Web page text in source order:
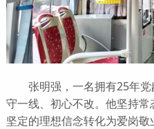
张明强，一名拥有25年党
守一线、初心不改。他坚持
坚定的理想信念转化为爱岗